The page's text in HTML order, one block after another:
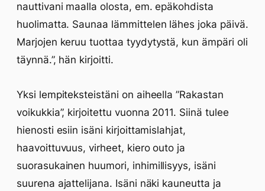
nauttivani maalla olosta, em. epäkohdista
huolimatta. Saunaa lämmittelen lähes joka päivä.
Marjojen keruu tuottaa tyydytystä, kun ämpäri oli
täynnä.”, hän kirjoitti.
Yksi lempiteksteistäni on aiheella ”Rakastan
voikukkia”, kirjoitettu vuonna 2011. Siinä tulee
hienosti esiin isäni kirjoittamislahjat,
haavoittuvuus, virheet, kiero outo ja
suorasukainen huumori, inhimillisyys, isäni
suurena ajattelijana. Isäni näki kauneutta ja